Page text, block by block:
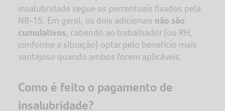
insalubridade segue os percentuais fixados pela
NR-15. Em geral, os dois adicionais não são
cumulativos, cabendo ao trabalhador (ou RH,
conforme a situação) optar pelo benefício mais
vantajoso quando ambos forem aplicáveis.
Como é feito o pagamento de
insalubridade?